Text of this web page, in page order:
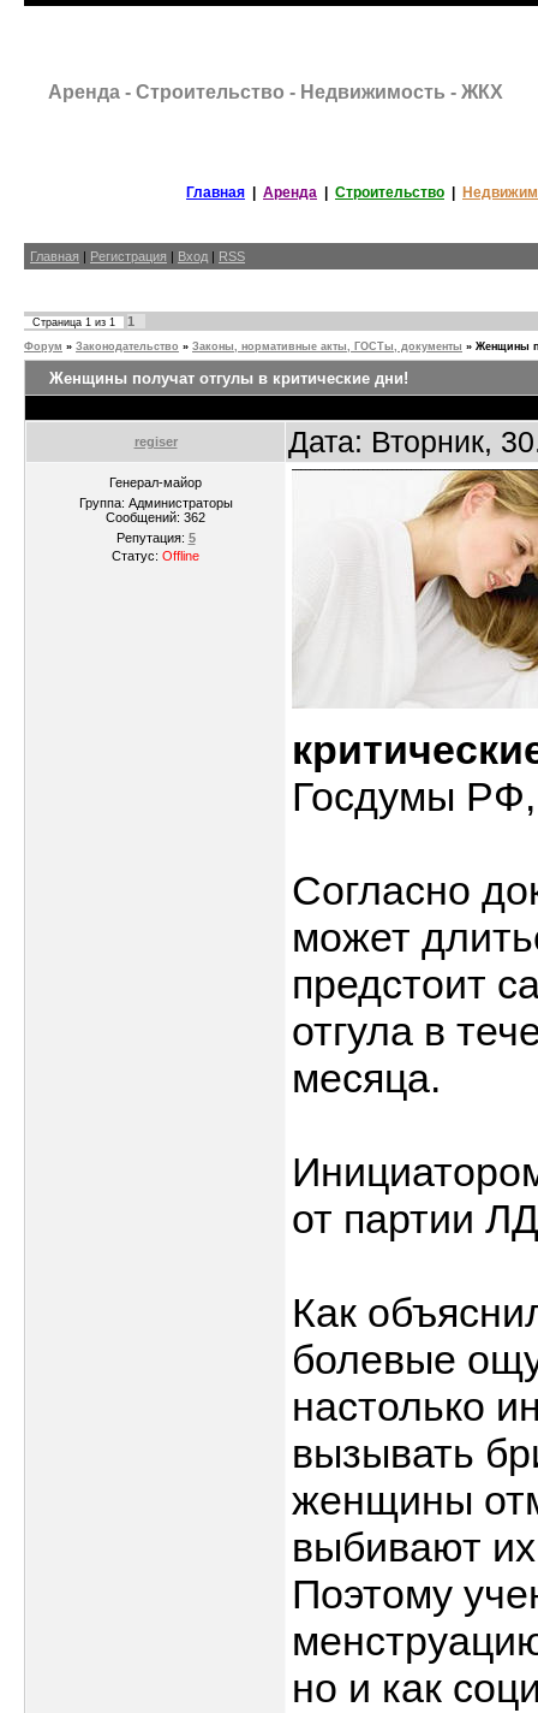
Аренда - Строительство - Недвижимость - ЖКХ
Главная Аренда Строительство
Главная Регистрация Вход RSS
Страница 1 из 1 1
Форум » Законодательство » Законы, нормативные акты, ГОСТы, документы » Женщины
Женщины получат отгулы в критические дни!
regiser Дата: Вторник,
Генерал-майор
Группа: Администраторы
Сообщений: 362
Репутация: 5
Статус: Offline
Госдумы РФ,
Согласно
может
предстоит
отгула в
месяца.
от партии
Как
болевые
настолько
вызывать
женщины
выбивают
Поэтому
но и как